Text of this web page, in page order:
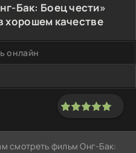
Бак: Боец чести»
хорошем качестве
онлайн
смотреть фильм Онг-Бак: